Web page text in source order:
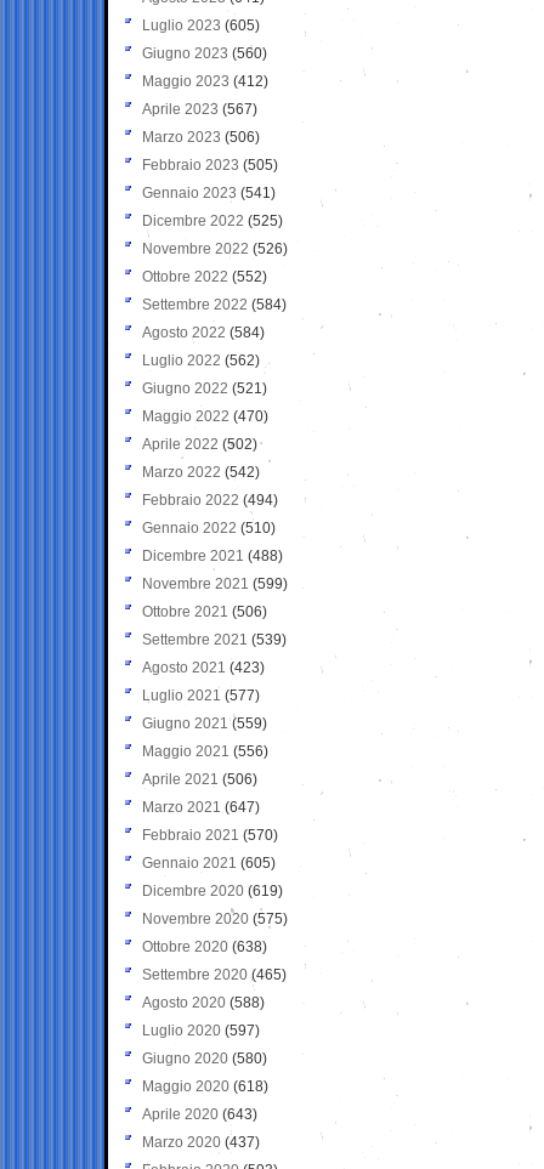
Luglio 2023 (605)
Giugno 2023 (560)
Maggio 2023 (412)
Aprile 2023 (567)
Marzo 2023 (506)
Febbraio 2023 (505)
Gennaio 2023 (541)
Dicembre 2022 (525)
Novembre 2022 (526)
Ottobre 2022 (552)
Settembre 2022 (584)
Agosto 2022 (584)
Luglio 2022 (562)
Giugno 2022 (521)
Maggio 2022 (470)
Aprile 2022 (502)
Marzo 2022 (542)
Febbraio 2022 (494)
Gennaio 2022 (510)
Dicembre 2021 (488)
Novembre 2021 (599)
Ottobre 2021 (506)
Settembre 2021 (539)
Agosto 2021 (423)
Luglio 2021 (577)
Giugno 2021(559)
Maggio 2021 (556)
Aprile 2021 (506)
Marzo 2021 (647)
Febbraio 2021 (570)
Gennaio 2021 (605)
Dicembre 2020 (619)
Novembre 2020 (575)
Ottobre 2020 (638)
Settembre 2020(465)
Agosto 2020 (588)
Luglio 2020 (597)
Giugno 2020 (580)
Maggio 2020 (618)
Aprile 2020 (643)
Marzo 2020 (437)